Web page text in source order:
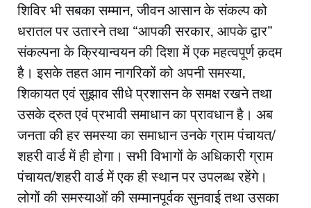
शिविर भी सबका सम्मान, जीवन आसान के संकल्प को
धरातल पर उतारने तथा “आपकी सरकार, आपके द्वार”
संकल्पना के क्रियान्वयन की दिशा में एक महत्वपूर्ण क़दम
है। इसके तहत आम नागरिकों को अपनी समस्या,
शिकायत एवं सुझाव सीधे प्रशासन के समक्ष रखने तथा
उसके द्रुत एवं प्रभावी समाधान का प्रावधान है। अब
जनता की हर समस्या का समाधान उनके ग्राम पंचायत/
शहरी वार्ड में ही होगा। सभी विभागों के अधिकारी ग्राम
पंचायत/शहरी वार्ड में एक ही स्थान पर उपलब्ध रहेंगे।
लोगों की समस्याओं की सम्मानपूर्वक सुनवाई तथा उसका